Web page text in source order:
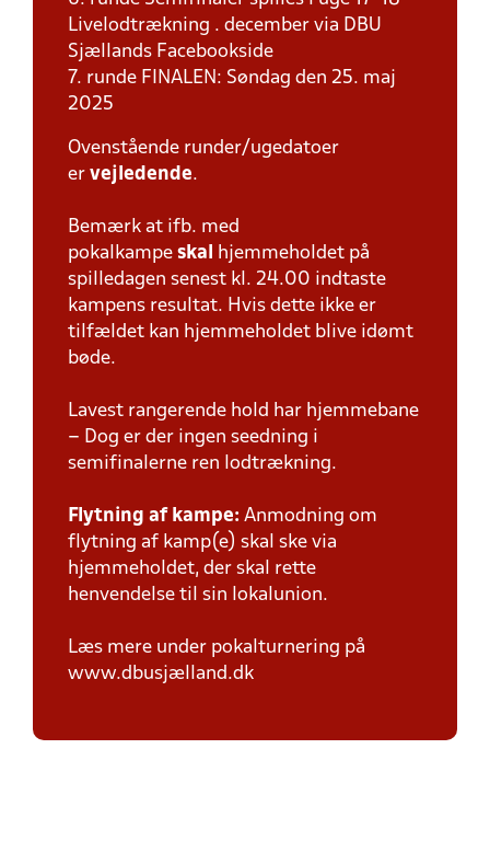
Livelodtrækning . december via DBU
Sjællands Facebookside
7. runde FINALEN: Søndag den 25. maj
2025
Ovenstående runder/ugedatoer
er vejledende.
Bemærk at ifb. med
pokalkampe skal
hjemmeholdet på
spilledagen senest kl. 24.00 indtaste
kampens resultat. Hvis dette ikke er
tilfældet kan hjemmeholdet blive idømt
bøde.
Lavest rangerende hold har hjemmebane
– Dog er der ingen seedning i
semifinalerne ren lodtrækning.
Flytning af kampe: Anmodning om
flytning af kamp(e) skal ske via
hjemmeholdet, der skal rette
henvendelse til sin lokalunion.
Læs mere under pokalturnering på
www.dbusjælland.dk